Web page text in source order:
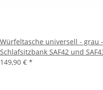
Würfeltasche universell - grau
Schlafsitzbank SAF42 und
149,90 € *